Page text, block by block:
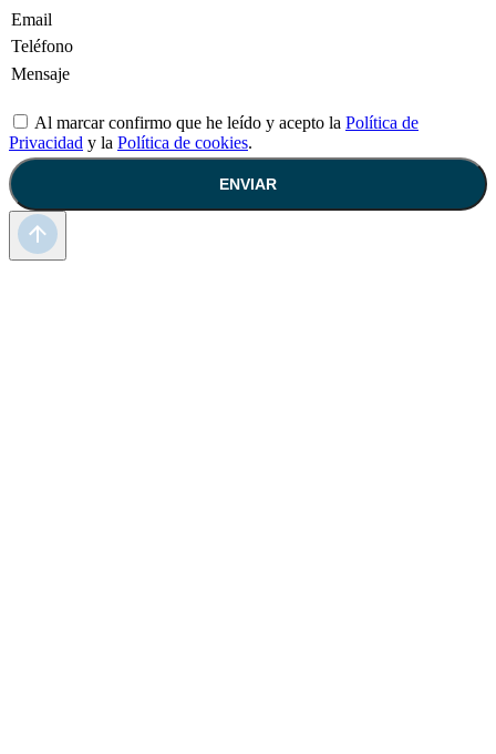
Al marcar confirmo que he leído y acepto la Política de
Privacidad y la Política de cookies.
ENVIAR